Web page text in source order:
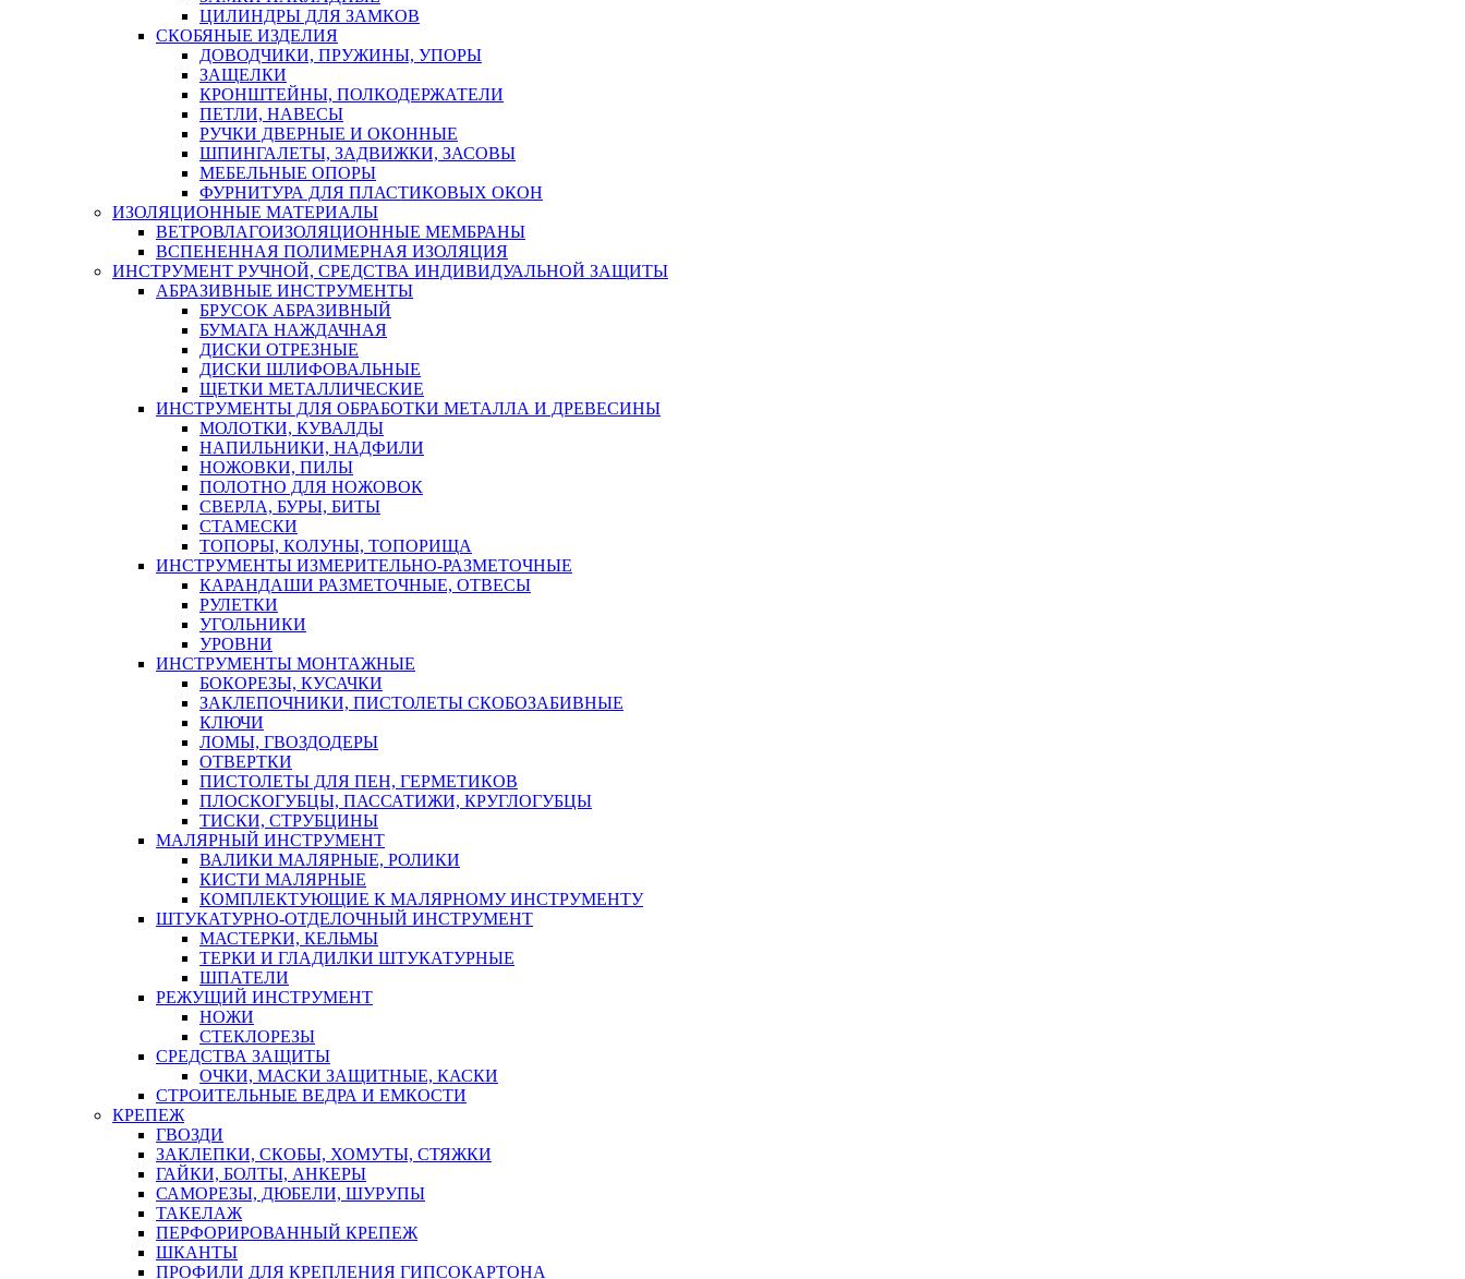
ЦИЛИНДРЫ ДЛЯ ЗАМКОВ
СКОБЯНЫЕ ИЗДЕЛИЯ
ДОВОДЧИКИ, ПРУЖИНЫ, УПОРЫ
ЗАЩЕЛКИ
КРОНШТЕЙНЫ, ПОЛКОДЕРЖАТЕЛИ
ПЕТЛИ, НАВЕСЫ
РУЧКИ ДВЕРНЫЕ И ОКОННЫЕ
ШПИНГАЛЕТЫ, ЗАДВИЖКИ, ЗАСОВЫ
МЕБЕЛЬНЫЕ ОПОРЫ
ФУРНИТУРА ДЛЯ ПЛАСТИКОВЫХ ОКОН
ИЗОЛЯЦИОННЫЕ МАТЕРИАЛЫ
ВЕТРОВЛАГОИЗОЛЯЦИОННЫЕ МЕМБРАНЫ
ВСПЕНЕННАЯ ПОЛИМЕРНАЯ ИЗОЛЯЦИЯ
ИНСТРУМЕНТ РУЧНОЙ, СРЕДСТВА ИНДИВИДУАЛЬНОЙ ЗАЩИТЫ
АБРАЗИВНЫЕ ИНСТРУМЕНТЫ
БРУСОК АБРАЗИВНЫЙ
БУМАГА НАЖДАЧНАЯ
ДИСКИ ОТРЕЗНЫЕ
ДИСКИ ШЛИФОВАЛЬНЫЕ
ЩЕТКИ МЕТАЛЛИЧЕСКИЕ
ИНСТРУМЕНТЫ ДЛЯ ОБРАБОТКИ МЕТАЛЛА И ДРЕВЕСИНЫ
МОЛОТКИ, КУВАЛДЫ
НАПИЛЬНИКИ, НАДФИЛИ
НОЖОВКИ, ПИЛЫ
ПОЛОТНО ДЛЯ НОЖОВОК
СВЕРЛА, БУРЫ, БИТЫ
СТАМЕСКИ
ТОПОРЫ, КОЛУНЫ, ТОПОРИЩА
ИНСТРУМЕНТЫ ИЗМЕРИТЕЛЬНО-РАЗМЕТОЧНЫЕ
КАРАНДАШИ РАЗМЕТОЧНЫЕ, ОТВЕСЫ
РУЛЕТКИ
УГОЛЬНИКИ
УРОВНИ
ИНСТРУМЕНТЫ МОНТАЖНЫЕ
БОКОРЕЗЫ, КУСАЧКИ
ЗАКЛЕПОЧНИКИ, ПИСТОЛЕТЫ СКОБОЗАБИВНЫЕ
КЛЮЧИ
ЛОМЫ, ГВОЗДОДЕРЫ
ОТВЕРТКИ
ПИСТОЛЕТЫ ДЛЯ ПЕН, ГЕРМЕТИКОВ
ПЛОСКОГУБЦЫ, ПАССАТИЖИ, КРУГЛОГУБЦЫ
ТИСКИ, СТРУБЦИНЫ
МАЛЯРНЫЙ ИНСТРУМЕНТ
ВАЛИКИ МАЛЯРНЫЕ, РОЛИКИ
КИСТИ МАЛЯРНЫЕ
КОМПЛЕКТУЮЩИЕ К МАЛЯРНОМУ ИНСТРУМЕНТУ
ШТУКАТУРНО-ОТДЕЛОЧНЫЙ ИНСТРУМЕНТ
МАСТЕРКИ, КЕЛЬМЫ
ТЕРКИ И ГЛАДИЛКИ ШТУКАТУРНЫЕ
ШПАТЕЛИ
РЕЖУЩИЙ ИНСТРУМЕНТ
НОЖИ
СТЕКЛОРЕЗЫ
СРЕДСТВА ЗАЩИТЫ
ОЧКИ, МАСКИ ЗАЩИТНЫЕ, КАСКИ
СТРОИТЕЛЬНЫЕ ВЕДРА И ЕМКОСТИ
КРЕПЕЖ
ГВОЗДИ
ЗАКЛЕПКИ, СКОБЫ, ХОМУТЫ, СТЯЖКИ
ГАЙКИ, БОЛТЫ, АНКЕРЫ
САМОРЕЗЫ, ДЮБЕЛИ, ШУРУПЫ
ТАКЕЛАЖ
ПЕРФОРИРОВАННЫЙ КРЕПЕЖ
ШКАНТЫ
ПРОФИЛИ ДЛЯ КРЕПЛЕНИЯ ГИПСОКАРТОНА